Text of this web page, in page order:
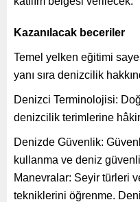
Kazanılacak beceriler
Temel yelken eğitimi
yanı sıra denizcilik
Denizci Terminolojisi:
denizcilik terimlerine
Denizde Güvenlik:
kullanma ve deniz
Manevralar: Seyir türleri
tekniklerini öğrenme.